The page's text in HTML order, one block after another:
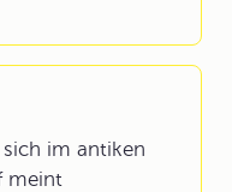
im antiken
meint